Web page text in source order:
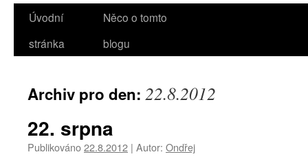
Úvodní
stránka
Něco o tomto
blogu
Archiv pro den: 22.8.2012
22. srpna
Publikováno22.8.2012 | Autor: Ondřej